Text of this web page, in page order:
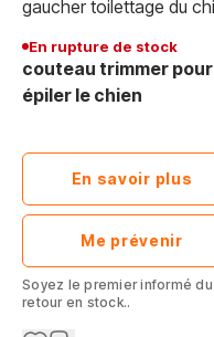
En rupture de stock
couteau trimmer pour
épiler le chien
En savoir plus
Me prévenir
Soyez le premier informé du
retour en stock..